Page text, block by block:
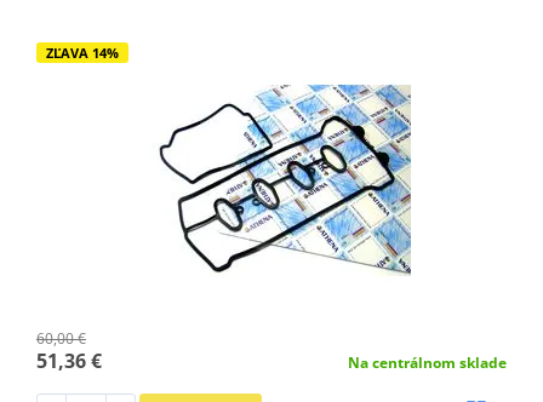
ZĽAVA 14%
60,00 €
51,36 € Na centrálnom sklade